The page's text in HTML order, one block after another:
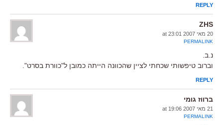
REPLY
ZHS
20 מאי 2007 at 23:01
PERMALINK
נ.ב.
וברוב טיפשותי שכחתי לציין שהכוונה הייתה כמובן ל"כוורת בסרט".
REPLY
ברווז גומי
21 מאי 2007 at 19:06
PERMALINK